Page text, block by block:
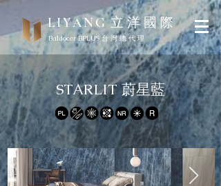
LIYANG立 洋 國 際
Baldocer BPLUS 台 灣 總 代 理
STARLIT 蔚星藍